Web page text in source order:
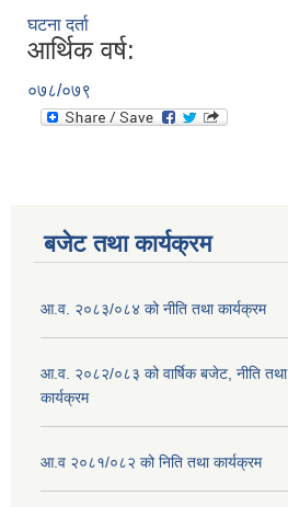
घटना दर्ता
आर्थिक वर्ष:
०७८/०७९
बजेट तथा कार्यक्रम
आ.व. २०८३/०८४ को नीति तथा कार्यक्रम
आ.व. २०८२/०८३ को वार्षिक बजेट, नीति तथा
कार्यक्रम
आ.व २०८१/०८२ को निति तथा कार्यक्रम